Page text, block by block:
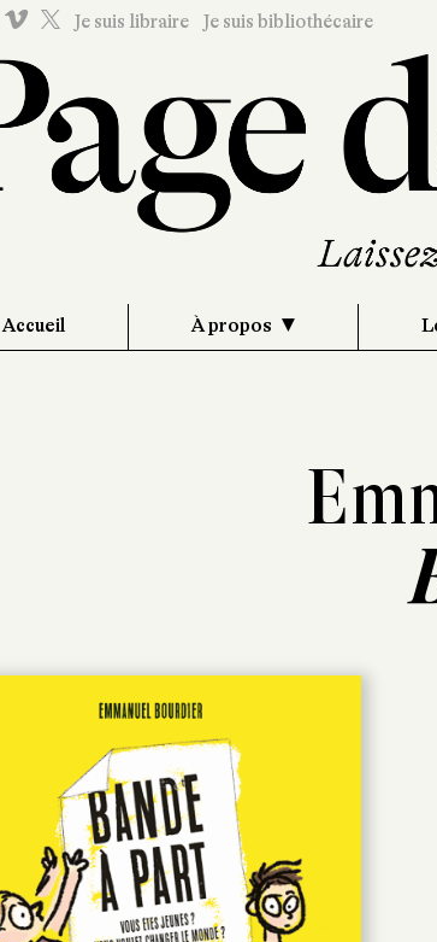
Je suis libraire Je suis bibliothécaire
Accueil À propos